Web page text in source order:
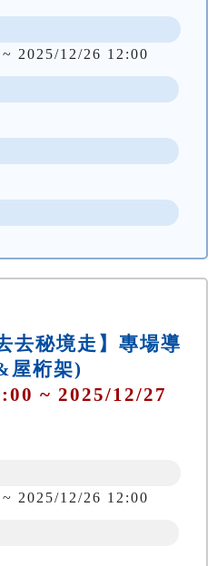
2025/12/26 12:00
去秘境走】專場導
屋桁架)
~ 2025/12/27
2025/12/26 12:00